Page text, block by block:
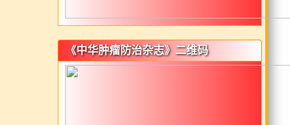
《中华肿瘤防治杂志》二维码